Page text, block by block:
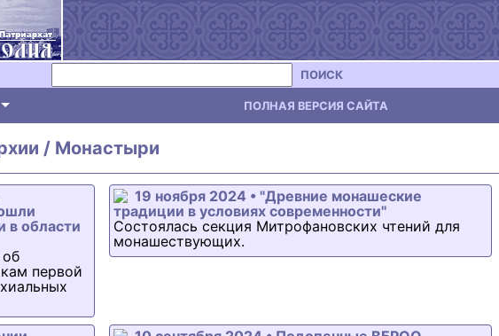
ПОИСК
ПОЛНАЯ ВЕРСИЯ САЙТА
/ Монастыри
в области
первой
19 ноября 2024 • "Древние монашеские
традиции в условиях современности"
Состоялась секция Митрофановских чтений для
монашествующих.